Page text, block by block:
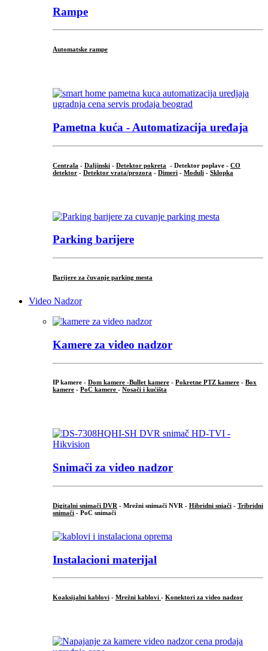
Rampe
Automatske rampe
Pametna kuća - Automatizacija uređaja
Centrala - Daljinski - Detektor pokreta - Detektor poplave - CO
detektor - Detektor vrata/prozora - Dimeri - Moduli - Sklopka
Parking barijere
Barijere za čuvanje parking mesta
Video Nadzor
Kamere za video nadzor
IP kamere - Dom kamere -Bullet kamere - Pokretne PTZ kamere - Box
kamere - PoC kamere - Nosači i kućišta
Snimači za video nadzor
Digitalni snimači DVR - Mrežni snimači NVR - Hibridni sniači - Tribridni
snimači - PoC snimači
Instalacioni materijal
Koaksijalni kablovi - Mrežni kablovi - Konektori za video nadzor